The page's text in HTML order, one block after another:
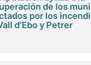
de los
por los
d’Ebo y Petrer